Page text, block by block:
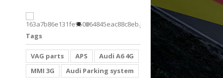
Tags
VAG parts APS
Audi A6 4G
MMI 3G
Audi Parking system